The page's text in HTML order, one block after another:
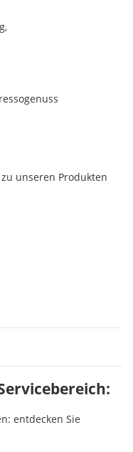
unseren Produkten